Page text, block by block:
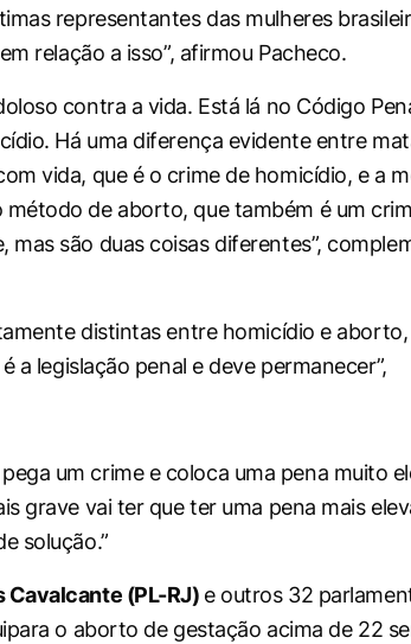
representantes das mulheres
relação a isso”, afirmou Pacheco.
contra a vida. Está lá no Código
Há uma diferença evidente entre
vida, que é o crime de homicídio, e a
de aborto, que também é um
são duas coisas diferentes”,
distintas entre homicídio e aborto,
a legislação penal e deve permanecer”,
um crime e coloca uma pena muito
grave vai ter que ter uma pena mais
solução.”
Cavalcante (PL-RJ) e outros 32
o aborto de gestação acima de 22